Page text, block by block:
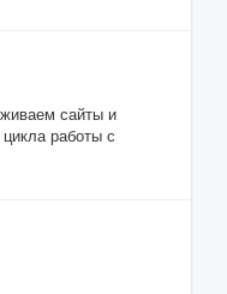
сайты и
работы с